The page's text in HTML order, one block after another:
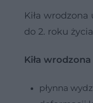
Kiła
do 2. roku
Kiła
płynna